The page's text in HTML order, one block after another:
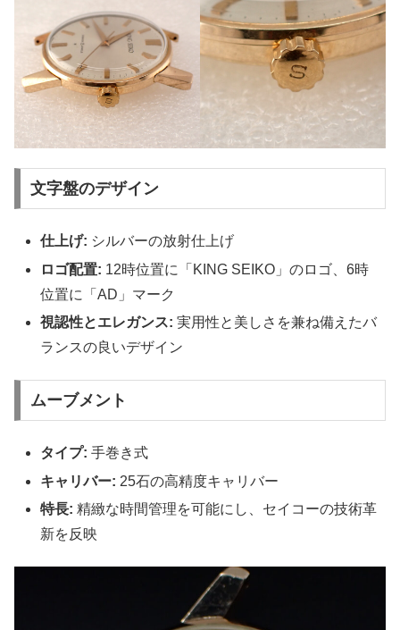
文字盤のデザイン
仕上げ: シルバーの放射仕上げ
ロゴ配置: 12時位置に「KING SEIKO」のロゴ、6時
位置に「AD」マーク
視認性とエレガンス: 実用性と美しさを兼ね備えたバ
ランスの良いデザイン
ムーブメント
タイプ: 手巻き式
キャリバー: 25石の高精度キャリバー
特長: 精緻な時間管理を可能にし、セイコーの技術革
新を反映